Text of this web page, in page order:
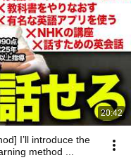
20:42
I’ll introduce the
method ...